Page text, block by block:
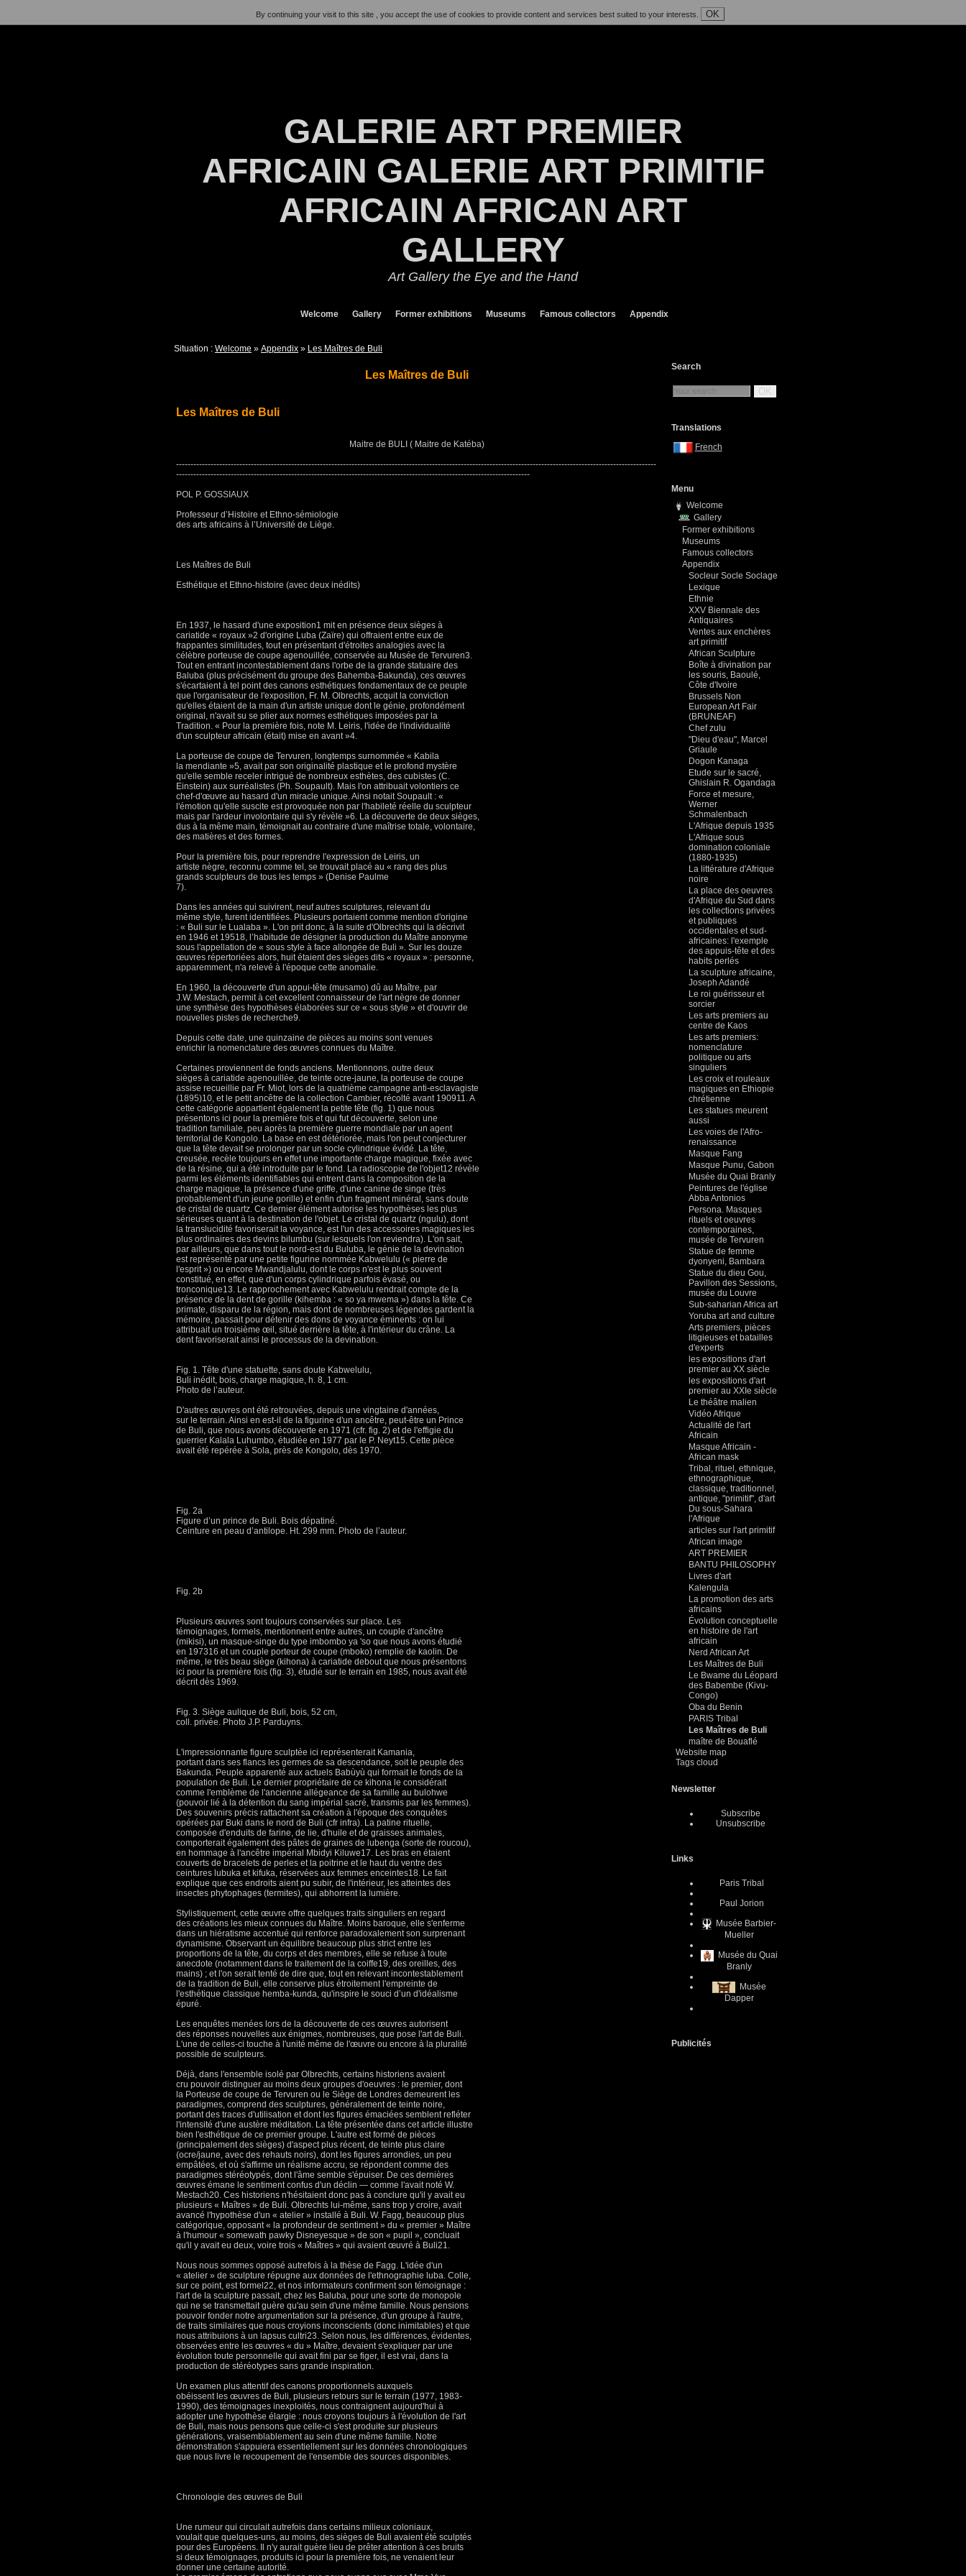
By continuing your visit to this site , you accept the use of cookies to provide content and services best suited to your interests. OK
GALERIE ART PREMIER
AFRICAIN GALERIE ART PRIMITIF
AFRICAIN AFRICAN ART
GALLERY
Art Gallery the Eye and the Hand
Welcome Gallery Former exhibitions Museums Famous collectors Appendix
Situation : Welcome » Appendix » Les Maîtres de Buli
Les Maîtres de Buli
Les Maîtres de Buli
Maitre de BULI ( Maitre de Katéba)
-----------------------------------------------------------------------------------------------------------------------------------------------------------------------
---------------------------------------------------------------------------------------------------------------------------
POL P. GOSSIAUX
Professeur d’Histoire et Ethno-sémiologie
des arts africains à l’Université de Liège.
Les Maîtres de Buli
Esthétique et Ethno-histoire (avec deux inédits)
En 1937, le hasard d'une exposition1 mit en présence deux sièges à
cariatide « royaux »2 d'origine Luba (Zaïre) qui offraient entre eux de
frappantes similitudes, tout en présentant d'étroites analogies avec la
célèbre porteuse de coupe agenouillée, conservée au Musée de Tervuren3.
Tout en entrant incontestablement dans l'orbe de la grande statuaire des
Baluba (plus précisément du groupe des Bahemba-Bakunda), ces œuvres
s'écartaient à tel point des canons esthétiques fondamentaux de ce peuple
que l'organisateur de l'exposition, Fr. M. Olbrechts, acquit la conviction
qu'elles étaient de la main d'un artiste unique dont le génie, profondément
original, n'avait su se plier aux normes esthétiques imposées par la
Tradition. « Pour la première fois, note M. Leiris, l'idée de l'individualité
d'un sculpteur africain (était) mise en avant »4.
La porteuse de coupe de Tervuren, longtemps surnommée « Kabila
la mendiante »5, avait par son originalité plastique et le profond mystère
qu'elle semble receler intrigué de nombreux esthètes, des cubistes (C.
Einstein) aux surréalistes (Ph. Soupault). Mais l'on attribuait volontiers ce
chef-d'œuvre au hasard d'un miracle unique. Ainsi notait Soupault : «
l'émotion qu'elle suscite est provoquée non par l'habileté réelle du sculpteur
mais par l'ardeur involontaire qui s'y révèle »6. La découverte de deux sièges,
dus à la même main, témoignait au contraire d'une maîtrise totale, volontaire,
des matières et des formes.
Pour la première fois, pour reprendre l'expression de Leiris, un
artiste nègre, reconnu comme tel, se trouvait placé au « rang des plus
grands sculpteurs de tous les temps » (Denise Paulme
7).
Dans les années qui suivirent, neuf autres sculptures, relevant du
même style, furent identifiées. Plusieurs portaient comme mention d'origine
: « Buli sur le Lualaba ». L'on prit donc, à la suite d'Olbrechts qui la décrivit
en 1946 et 19518, l’habitude de désigner la production du Maître anonyme
sous l'appellation de « sous style à face allongée de Buli ». Sur les douze
œuvres répertoriées alors, huit étaient des sièges dits « royaux » : personne,
apparemment, n'a relevé à l'époque cette anomalie.
En 1960, la découverte d'un appui-tête (musamo) dû au Maître, par
J.W. Mestach, permit à cet excellent connaisseur de l'art nègre de donner
une synthèse des hypothèses élaborées sur ce « sous style » et d'ouvrir de
nouvelles pistes de recherche9.
Depuis cette date, une quinzaine de pièces au moins sont venues
enrichir la nomenclature des œuvres connues du Maître.
Certaines proviennent de fonds anciens. Mentionnons, outre deux
sièges à cariatide agenouillée, de teinte ocre-jaune, la porteuse de coupe
assise recueillie par Fr. Miot, lors de la quatrième campagne anti-esclavagiste
(1895)10, et le petit ancêtre de la collection Cambier, récolté avant 190911. A
cette catégorie appartient également la petite tête (fig. 1) que nous
présentons ici pour la première fois et qui fut découverte, selon une
tradition familiale, peu après la première guerre mondiale par un agent
territorial de Kongolo. La base en est détériorée, mais l'on peut conjecturer
que la tête devait se prolonger par un socle cylindrique évidé. La tête,
creusée, recèle toujours en effet une importante charge magique, fixée avec
de la résine, qui a été introduite par le fond. La radioscopie de l'objet12 révèle
parmi les éléments identifiables qui entrent dans la composition de la
charge magique, la présence d'une griffe, d'une canine de singe (très
probablement d'un jeune gorille) et enfin d'un fragment minéral, sans doute
de cristal de quartz. Ce dernier élément autorise les hypothèses les plus
sérieuses quant à la destination de l'objet. Le cristal de quartz (ngulu), dont
la translucidité favoriserait la voyance, est l'un des accessoires magiques les
plus ordinaires des devins bilumbu (sur lesquels l'on reviendra). L'on sait,
par ailleurs, que dans tout le nord-est du Buluba, le génie de la devination
est représenté par une petite figurine nommée Kabwelulu (« pierre de
l'esprit ») ou encore Mwandjalulu, dont le corps n'est le plus souvent
constitué, en effet, que d'un corps cylindrique parfois évasé, ou
tronconique13. Le rapprochement avec Kabwelulu rendrait compte de la
présence de la dent de gorille (kihemba : « so ya mwema ») dans la tête. Ce
primate, disparu de la région, mais dont de nombreuses légendes gardent la
mémoire, passait pour détenir des dons de voyance éminents : on lui
attribuait un troisième œil, situé derrière la tête, à l'intérieur du crâne. La
dent favoriserait ainsi le processus de la devination.
Fig. 1. Tête d'une statuette, sans doute Kabwelulu,
Buli inédit, bois, charge magique, h. 8, 1 cm.
Photo de l’auteur.
D'autres œuvres ont été retrouvées, depuis une vingtaine d'années,
sur le terrain. Ainsi en est-il de la figurine d'un ancêtre, peut-être un Prince
de Buli, que nous avons découverte en 1971 (cfr. fig. 2) et de l'effigie du
guerrier Kalala Luhumbo, étudiée en 1977 par le P. Neyt15. Cette pièce
avait été repérée à Sola, près de Kongolo, dès 1970.
Fig. 2a
Figure d’un prince de Buli. Bois dépatiné.
Ceinture en peau d’antilope. Ht. 299 mm. Photo de l’auteur.
Fig. 2b
Plusieurs œuvres sont toujours conservées sur place. Les
témoignages, formels, mentionnent entre autres, un couple d'ancêtre
(mikisi), un masque-singe du type imbombo ya 'so que nous avons étudié
en 197316 et un couple porteur de coupe (mboko) remplie de kaolin. De
même, le très beau siège (kihona) à cariatide debout que nous présentons
ici pour la première fois (fig. 3), étudié sur le terrain en 1985, nous avait été
décrit dès 1969.
Fig. 3. Siège aulique de Buli, bois, 52 cm,
coll. privée. Photo J.P. Parduyns.
L'impressionnante figure sculptée ici représenterait Kamania,
portant dans ses flancs les germes de sa descendance, soit le peuple des
Bakunda. Peuple apparenté aux actuels Babùyù qui formait le fonds de la
population de Buli. Le dernier propriétaire de ce kihona le considérait
comme l'emblème de l'ancienne allégeance de sa famille au bulohwe
(pouvoir lié à la détention du sang impérial sacré, transmis par les femmes).
Des souvenirs précis rattachent sa création à l'époque des conquêtes
opérées par Buki dans le nord de Buli (cfr infra). La patine rituelle,
composée d'enduits de farine, de lie, d'huile et de graisses animales,
comporterait également des pâtes de graines de lubenga (sorte de roucou),
en hommage à l'ancêtre impérial Mbidyi Kiluwe17. Les bras en étaient
couverts de bracelets de perles et la poitrine et le haut du ventre des
ceintures lubuka et kifuka, réservées aux femmes enceintes18. Le fait
explique que ces endroits aient pu subir, de l'intérieur, les atteintes des
insectes phytophages (termites), qui abhorrent la lumière.
Stylistiquement, cette œuvre offre quelques traits singuliers en regard
des créations les mieux connues du Maître. Moins baroque, elle s'enferme
dans un hiératisme accentué qui renforce paradoxalement son surprenant
dynamisme. Observant un équilibre beaucoup plus strict entre les
proportions de la tête, du corps et des membres, elle se refuse à toute
anecdote (notamment dans le traitement de la coiffe19, des oreilles, des
mains) ; et l'on serait tenté de dire que, tout en relevant incontestablement
de la tradition de Buli, elle conserve plus étroitement l'empreinte de
l'esthétique classique hemba-kunda, qu'inspire le souci d’un d'idéalisme
épuré.
Les enquêtes menées lors de la découverte de ces œuvres autorisent
des réponses nouvelles aux énigmes, nombreuses, que pose l'art de Buli.
L'une de celles-ci touche à l'unité même de l'œuvre ou encore à la pluralité
possible de sculpteurs.
Déjà, dans l'ensemble isolé par Olbrechts, certains historiens avaient
cru pouvoir distinguer au moins deux groupes d'oeuvres : le premier, dont
la Porteuse de coupe de Tervuren ou le Siège de Londres demeurent les
paradigmes, comprend des sculptures, généralement de teinte noire,
portant des traces d'utilisation et dont les figures émaciées semblent refléter
l'intensité d'une austère méditation. La tête présentée dans cet article illustre
bien l'esthétique de ce premier groupe. L'autre est formé de pièces
(principalement des sièges) d'aspect plus récent, de teinte plus claire
(ocre/jaune, avec des rehauts noirs), dont les figures arrondies, un peu
empâtées, et où s'affirme un réalisme accru, se répondent comme des
paradigmes stéréotypés, dont l'âme semble s'épuiser. De ces dernières
œuvres émane le sentiment confus d'un déclin — comme l'avait noté W.
Mestach20. Ces historiens n'hésitaient donc pas à conclure qu'il y avait eu
plusieurs « Maîtres » de Buli. Olbrechts lui-même, sans trop y croire, avait
avancé l'hypothèse d'un « atelier » installé à Buli. W. Fagg, beaucoup plus
catégorique, opposant « la profondeur de sentiment » du « premier » Maître
à l'humour « somewath pawky Disneyesque » de son « pupil », concluait
qu'il y avait eu deux, voire trois « Maîtres » qui avaient œuvré à Buli21.
Nous nous sommes opposé autrefois à la thèse de Fagg. L'idée d'un
« atelier » de sculpture répugne aux données de l'ethnographie luba. Colle,
sur ce point, est formel22, et nos informateurs confirment son témoignage :
l'art de la sculpture passait, chez les Baluba, pour une sorte de monopole
qui ne se transmettait guère qu'au sein d'une même famille. Nous pensions
pouvoir fonder notre argumentation sur la présence, d'un groupe à l'autre,
de traits similaires que nous croyions inconscients (donc inimitables) et que
nous attribuions à un lapsus cultri23. Selon nous, les différences, évidentes,
observées entre les œuvres « du » Maître, devaient s'expliquer par une
évolution toute personnelle qui avait fini par se figer, il est vrai, dans la
production de stéréotypes sans grande inspiration.
Un examen plus attentif des canons proportionnels auxquels
obéissent les œuvres de Buli, plusieurs retours sur le terrain (1977, 1983-
1990), des témoignages inexploités, nous contraignent aujourd'hui à
adopter une hypothèse élargie : nous croyons toujours à l'évolution de l'art
de Buli, mais nous pensons que celle-ci s'est produite sur plusieurs
générations, vraisemblablement au sein d'une même famille. Notre
démonstration s'appuiera essentiellement sur les données chronologiques
que nous livre le recoupement de l'ensemble des sources disponibles.
Chronologie des œuvres de Buli
Une rumeur qui circulait autrefois dans certains milieux coloniaux,
voulait que quelques-uns, au moins, des sièges de Buli avaient été sculptés
pour des Européens. Il n'y aurait guère lieu de prêter attention à ces bruits
si deux témoignages, produits ici pour la première fois, ne venaient leur
donner une certaine autorité.
Search
OK
Translations
French
Menu
Welcome
Gallery
Former exhibitions
Museums
Famous collectors
Appendix
Socleur Socle Soclage
Lexique
Ethnie
XXV Biennale des
Antiquaires
Ventes aux enchères
art primitif
African Sculpture
Boîte à divination par
les souris, Baoulé,
Côte d'Ivoire
Brussels Non
European Art Fair
(BRUNEAF)
Chef zulu
"Dieu d'eau", Marcel
Griaule
Dogon Kanaga
Etude sur le sacré,
Ghislain R. Ogandaga
Force et mesure,
Werner
Schmalenbach
L'Afrique depuis 1935
L'Afrique sous
domination coloniale
(1880-1935)
La littérature d'Afrique
noire
La place des oeuvres
d'Afrique du Sud dans
les collections privées
et publiques
occidentales et sud-
africaines: l'exemple
des appuis-tête et des
habits perlés
La sculpture africaine,
Joseph Adandé
Le roi guérisseur et
sorcier
Les arts premiers au
centre de Kaos
Les arts premiers:
nomenclature
politique ou arts
singuliers
Les croix et rouleaux
magiques en Ethiopie
chrétienne
Les statues meurent
aussi
Les voies de l'Afro-
renaissance
Masque Fang
Masque Punu, Gabon
Musée du Quai Branly
Peintures de l'église
Abba Antonios
Persona. Masques
rituels et oeuvres
contemporaines,
musée de Tervuren
Statue de femme
dyonyeni, Bambara
Statue du dieu Gou,
Pavillon des Sessions,
musée du Louvre
Sub-saharian Africa art
Yoruba art and culture
Arts premiers, pièces
litigieuses et batailles
d'experts
les expositions d'art
premier au XX siècle
les expositions d'art
premier au XXIe siècle
Le théâtre malien
Vidéo Afrique
Actualité de l'art
Africain
Masque Africain -
African mask
Tribal, rituel, ethnique,
ethnographique,
classique, traditionnel,
antique, "primitif", d'art
Du sous-Sahara
l'Afrique
articles sur l'art primitif
African image
ART PREMIER
BANTU PHILOSOPHY
Livres d'art
Kalengula
La promotion des arts
africains
Évolution conceptuelle
en histoire de l'art
africain
Nerd African Art
Les Maîtres de Buli
Le Bwame du Léopard
des Babembe (Kivu-
Congo)
Oba du Benin
PARIS Tribal
Les Maîtres de Buli
maître de Bouaflé
Website map
Tags cloud
Newsletter
Subscribe
Unsubscribe
Links
Paris Tribal
Paul Jorion
Musée Barbier-
Mueller
Musée du Quai
Branly
Musée
Dapper
Publicités